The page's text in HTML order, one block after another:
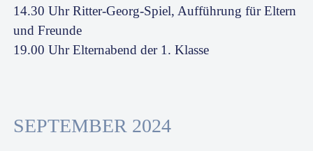
14.30 Uhr Ritter-Georg-Spiel, Aufführung für Eltern
und Freunde
19.00 Uhr Elternabend der 1. Klasse
SEPTEMBER 2024